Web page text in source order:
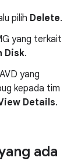
pilih Delete.
yang terkait
Disk.
yang
kepada tim
Details.
ada